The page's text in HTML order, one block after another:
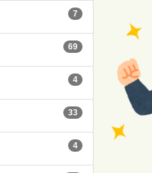
7
69
4
33
4